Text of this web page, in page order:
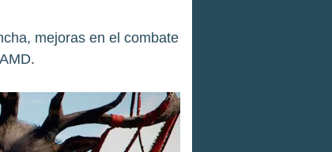
mejoras en el combate